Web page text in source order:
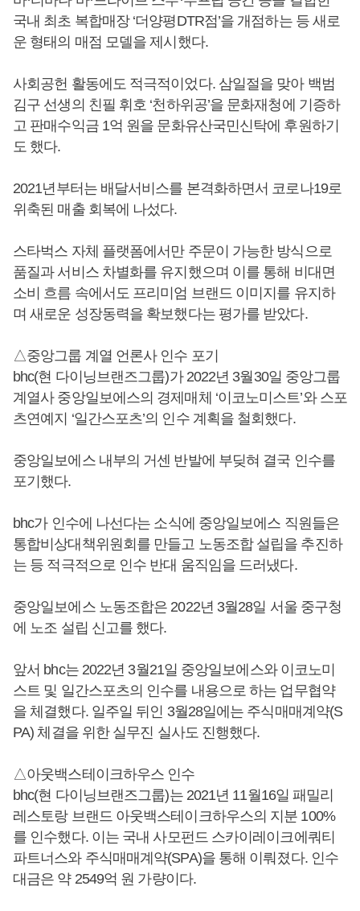
국내 최초 복합매장 ‘더양평DTR점’을 개점하는 등 새로
운 형태의 매점 모델을 제시했다.
사회공헌 활동에도 적극적이었다. 삼일절을 맞아 백범
김구 선생의 친필 휘호 ‘천하위공’을 문화재청에 기증하
고 판매수익금 1억 원을 문화유산국민신탁에 후원하기
도 했다.
2021년부터는 배달서비스를 본격화하면서 코로나19로
위축된 매출 회복에 나섰다.
스타벅스 자체 플랫폼에서만 주문이 가능한 방식으로
품질과 서비스 차별화를 유지했으며 이를 통해 비대면
소비 흐름 속에서도 프리미엄 브랜드 이미지를 유지하
며 새로운 성장동력을 확보했다는 평가를 받았다.
△중앙그룹 계열 언론사 인수 포기
bhc(현 다이닝브랜즈그룹)가 2022년 3월30일 중앙그룹
계열사 중앙일보에스의 경제매체 ‘이코노미스트’와 스포
츠연예지 ‘일간스포츠’의 인수 계획을 철회했다.
중앙일보에스 내부의 거센 반발에 부딪혀 결국 인수를
포기했다.
bhc가 인수에 나선다는 소식에 중앙일보에스 직원들은
통합비상대책위원회를 만들고 노동조합 설립을 추진하
는 등 적극적으로 인수 반대 움직임을 드러냈다.
중앙일보에스 노동조합은 2022년 3월28일 서울 중구청
에 노조 설립 신고를 했다.
앞서 bhc는 2022년 3월21일 중앙일보에스와 이코노미
스트 및 일간스포츠의 인수를 내용으로 하는 업무협약
을 체결했다. 일주일 뒤인 3월28일에는 주식매매계약(S
PA) 체결을 위한 실무진 실사도 진행했다.
△아웃백스테이크하우스 인수
bhc(현 다이닝브랜즈그룹)는 2021년 11월16일 패밀리
레스토랑 브랜드 아웃백스테이크하우스의 지분 100%
를 인수했다. 이는 국내 사모펀드 스카이레이크에쿼티
파트너스와 주식매매계약(SPA)을 통해 이뤄졌다. 인수
대금은 약 2549억 원 가량이다.